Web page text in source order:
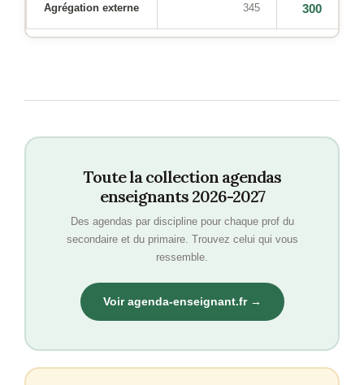
Agrégation externe 345 300
Toute la collection agendas
enseignants 2026-2027
Des agendas par discipline pour chaque prof du
secondaire et du primaire. Trouvez celui qui vous
ressemble.
Voir agenda-enseignant.fr →